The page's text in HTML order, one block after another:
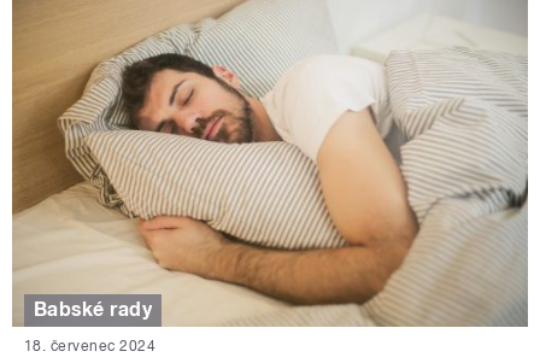
Babské rady
18. červenec 2024